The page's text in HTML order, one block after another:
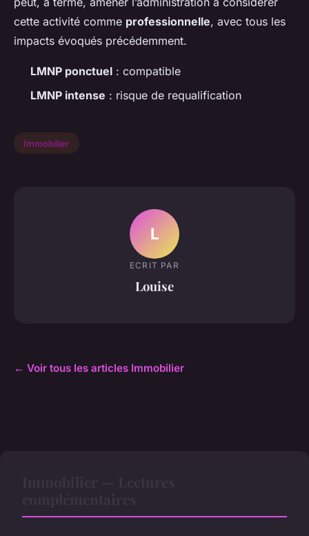
cette activité comme professionnelle, avec tous les
impacts évoqués précédemment.
LMNP ponctuel : compatible
LMNP intense : risque de requalification
Immobilier
L
ECRIT PAR
Louise
← Voir tous les articles Immobilier